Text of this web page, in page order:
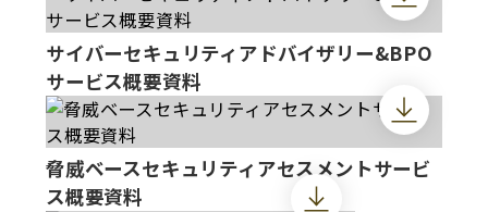
サイバーセキュリティアドバイザリー&BPO
サービス概要資料
脅威ベースセキュリティアセスメントサービ
ス概要資料